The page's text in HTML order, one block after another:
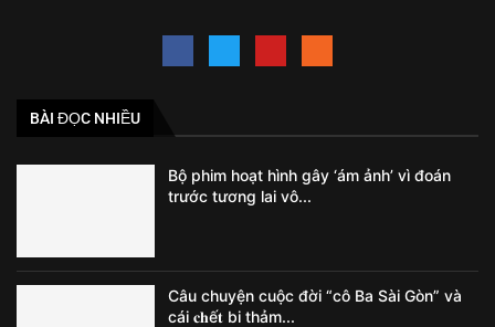
BÀI ĐỌC NHIỀU
Bộ phim hoạt hình gây ‘ám ảnh’ vì đoán
trước tương lai vô...
Câu chuyện cuộc đời “cô Ba Sài Gòn” và
cái 𝐜𝐡ế𝐭 bi thảm...